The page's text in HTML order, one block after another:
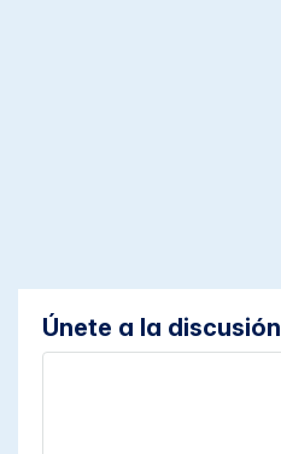
Únete a la discusión